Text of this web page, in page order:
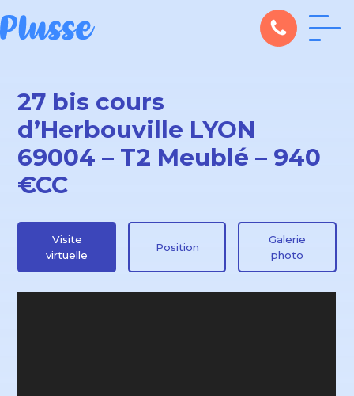
27 bis cours
d’Herbouville LYON
69004 – T2 Meublé – 940
€CC
Visite
virtuelle
Position
Galerie
photo